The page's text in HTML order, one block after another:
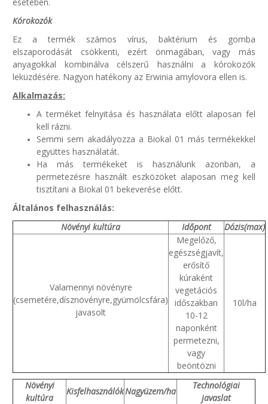
Kórokozók
Ez a termék számos vírus, baktérium és gomba
elszaporodását csökkenti, ezért önmagában, vagy más
anyagokkal kombinálva célszerű használni a kórokozók
leküzdésére. Nagyon hatékony az Erwinia amylovora ellen is.
Alkalmazás:
A terméket felnyitása és használata előtt alaposan fel
kell rázni.
Semmi sem akadályozza a Biokal 01 más termékekkel
együttes használatát.
Ha más termékeket is használunk azonban, a
permetezésre használt eszközöket alaposan meg kell
tisztítani a Biokal 01 bekeverése előtt.
Általános felhasználás:
Növényi kultúra
Időpont Dózis(max)
Valamennyi növényre
(csemetére,dísznövényre,gyümölcsfára)
javasolt
Megelőző,
egészségjavít,
erősítő
kúraként
vegetációs
időszakban
10-12
naponként
permetezni,
vagy
beöntözni
10l/ha
Növényi
kultúra
KisfelhasználókNagyüzem/ha
Technológiai
javaslat